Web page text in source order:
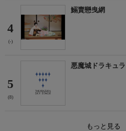
4
(-)
鰯賣戀曳網
5
(8)
悪魔城ドラキュラ
もっと見る